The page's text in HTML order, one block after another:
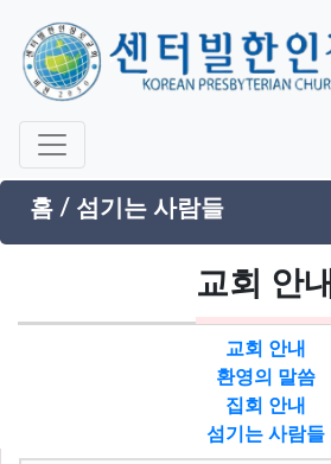
홈 / 섬기는 사람들
교회 안내
교회 안내
환영의 말씀
집회 안내
섬기는 사람들